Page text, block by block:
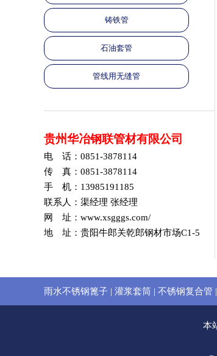
铸铁管
石油套管
管线用无缝管
贵州华冶钢联管材有限公司
电 话：0851-3878114
传 真：0851-3878114
手 机：13985191185
联系人：渠经理 张经理
网 址：www.xsgggs.com/
地 址：贵阳牛郎关乾郎钢材市场C1-5
雨水不锈钢篦子 | 灌浆套筒 | 不锈钢复合管 |
本